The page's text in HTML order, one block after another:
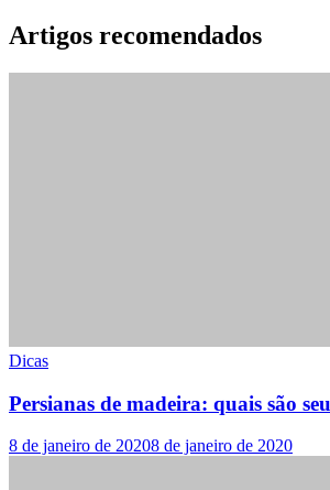
Artigos recomendados
Dicas
Persianas de madeira: quais são
8 de janeiro de 20208 de janeiro de 2020